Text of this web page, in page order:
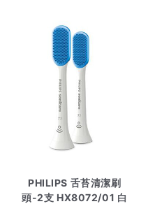
PHILIPS 舌苔清潔刷
頭-2支 HX8072/01 白